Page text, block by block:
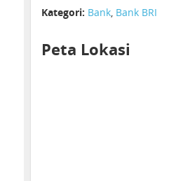
Kategori: Bank, Bank BRI
Peta Lokasi